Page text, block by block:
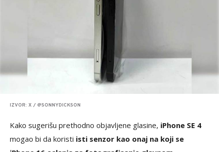
IZVOR: X / @SONNYDICKSON
Kako sugerišu prethodno objavljene glasine, iPhone SE 4
mogao bi da koristi isti senzor kao onaj na koji se